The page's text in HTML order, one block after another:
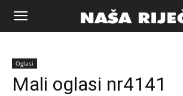
Naša
riječ
Oglasi
Mali oglasi nr4141